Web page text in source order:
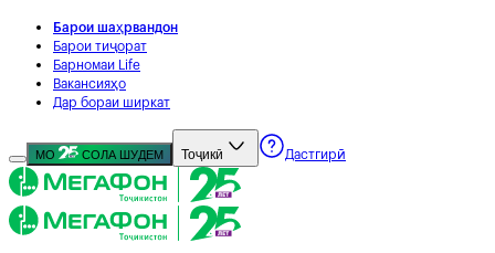
Барои шаҳрвандон
Барои тиҷорат
Барномаи Life
Вакансияҳо
Дар бораи ширкат
МО СОЛА ШУДЕМ Тоҷикӣ Дастгирӣ